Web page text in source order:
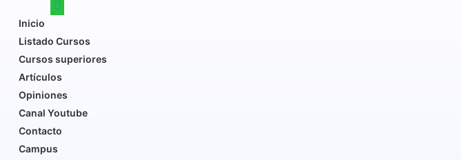
Inicio
Listado Cursos
Cursos superiores
Artículos
Opiniones
Canal Youtube
Contacto
Campus